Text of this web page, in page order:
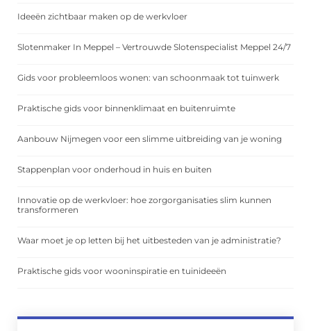
Ideeën zichtbaar maken op de werkvloer
Slotenmaker In Meppel – Vertrouwde Slotenspecialist Meppel 24/7
Gids voor probleemloos wonen: van schoonmaak tot tuinwerk
Praktische gids voor binnenklimaat en buitenruimte
Aanbouw Nijmegen voor een slimme uitbreiding van je woning
Stappenplan voor onderhoud in huis en buiten
Innovatie op de werkvloer: hoe zorgorganisaties slim kunnen
transformeren
Waar moet je op letten bij het uitbesteden van je administratie?
Praktische gids voor wooninspiratie en tuinideeën